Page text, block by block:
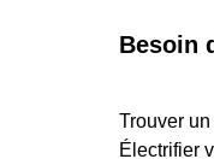
Besoin
Trouver
Électrifier